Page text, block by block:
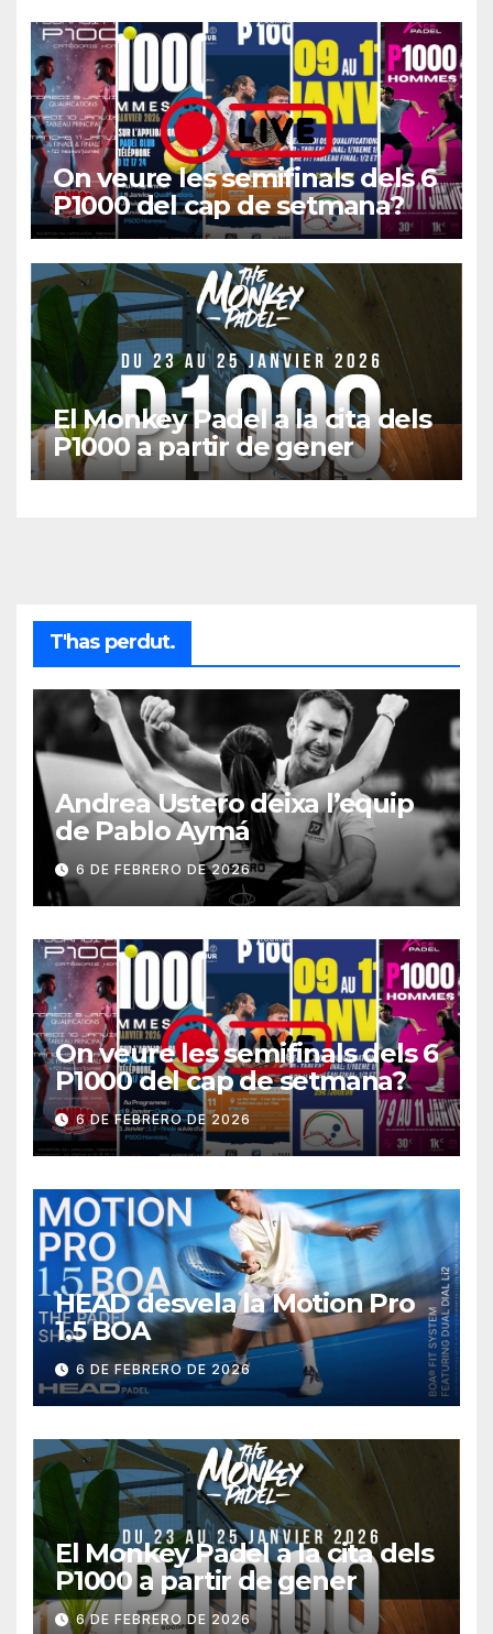
On veure les semifinals dels 6
P1000 del cap de setmana?
El Monkey Padel a la cita dels
P1000 a partir de gener
T'has perdut.
Andrea Ustero deixa l’equip
de Pablo Aymá
6 DE FEBRERO DE 2026
On veure les semifinals dels 6
P1000 del cap de setmana?
6 DE FEBRERO DE 2026
HEAD desvela la Motion Pro
1.5 BOA
6 DE FEBRERO DE 2026
El Monkey Padel a la cita dels
P1000 a partir de gener
6 DE FEBRERO DE 2026